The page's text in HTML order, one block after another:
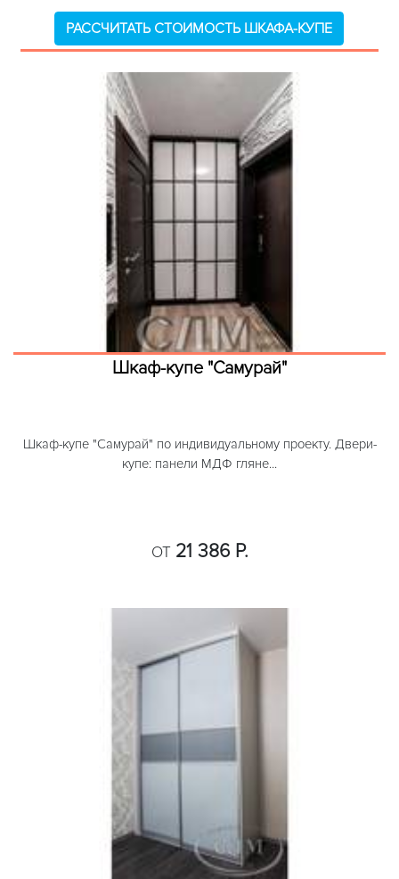
РАССЧИТАТЬ СТОИМОСТЬ ШКАФА-КУПЕ
Шкаф-купе "Самурай"
Шкаф-купе "Самурай" по индивидуальному проекту. Двери-
купе: панели МДФ гляне...
ОТ 21 386 Р.